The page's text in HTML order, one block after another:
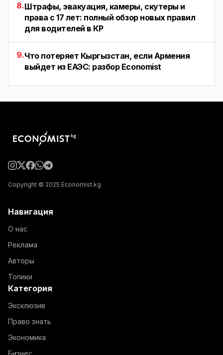
8.Штрафы, эвакуация, камеры, скутеры и
права с 17 лет: полный обзор новых правил
для водителей в КР
9.Что потеряет Кыргызстан, если Армения
выйдет из ЕАЭС: разбор Economist
Copyright © 2025 Economist.kg
Навигация
О нас
Реклама
Авторы
Топики
Категория
Эксклюзив
Право знать
Экономика